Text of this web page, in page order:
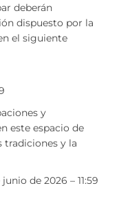
deberán
dispuesto por la
el siguiente
y
este espacio de
y la
de 2026 – 11:59